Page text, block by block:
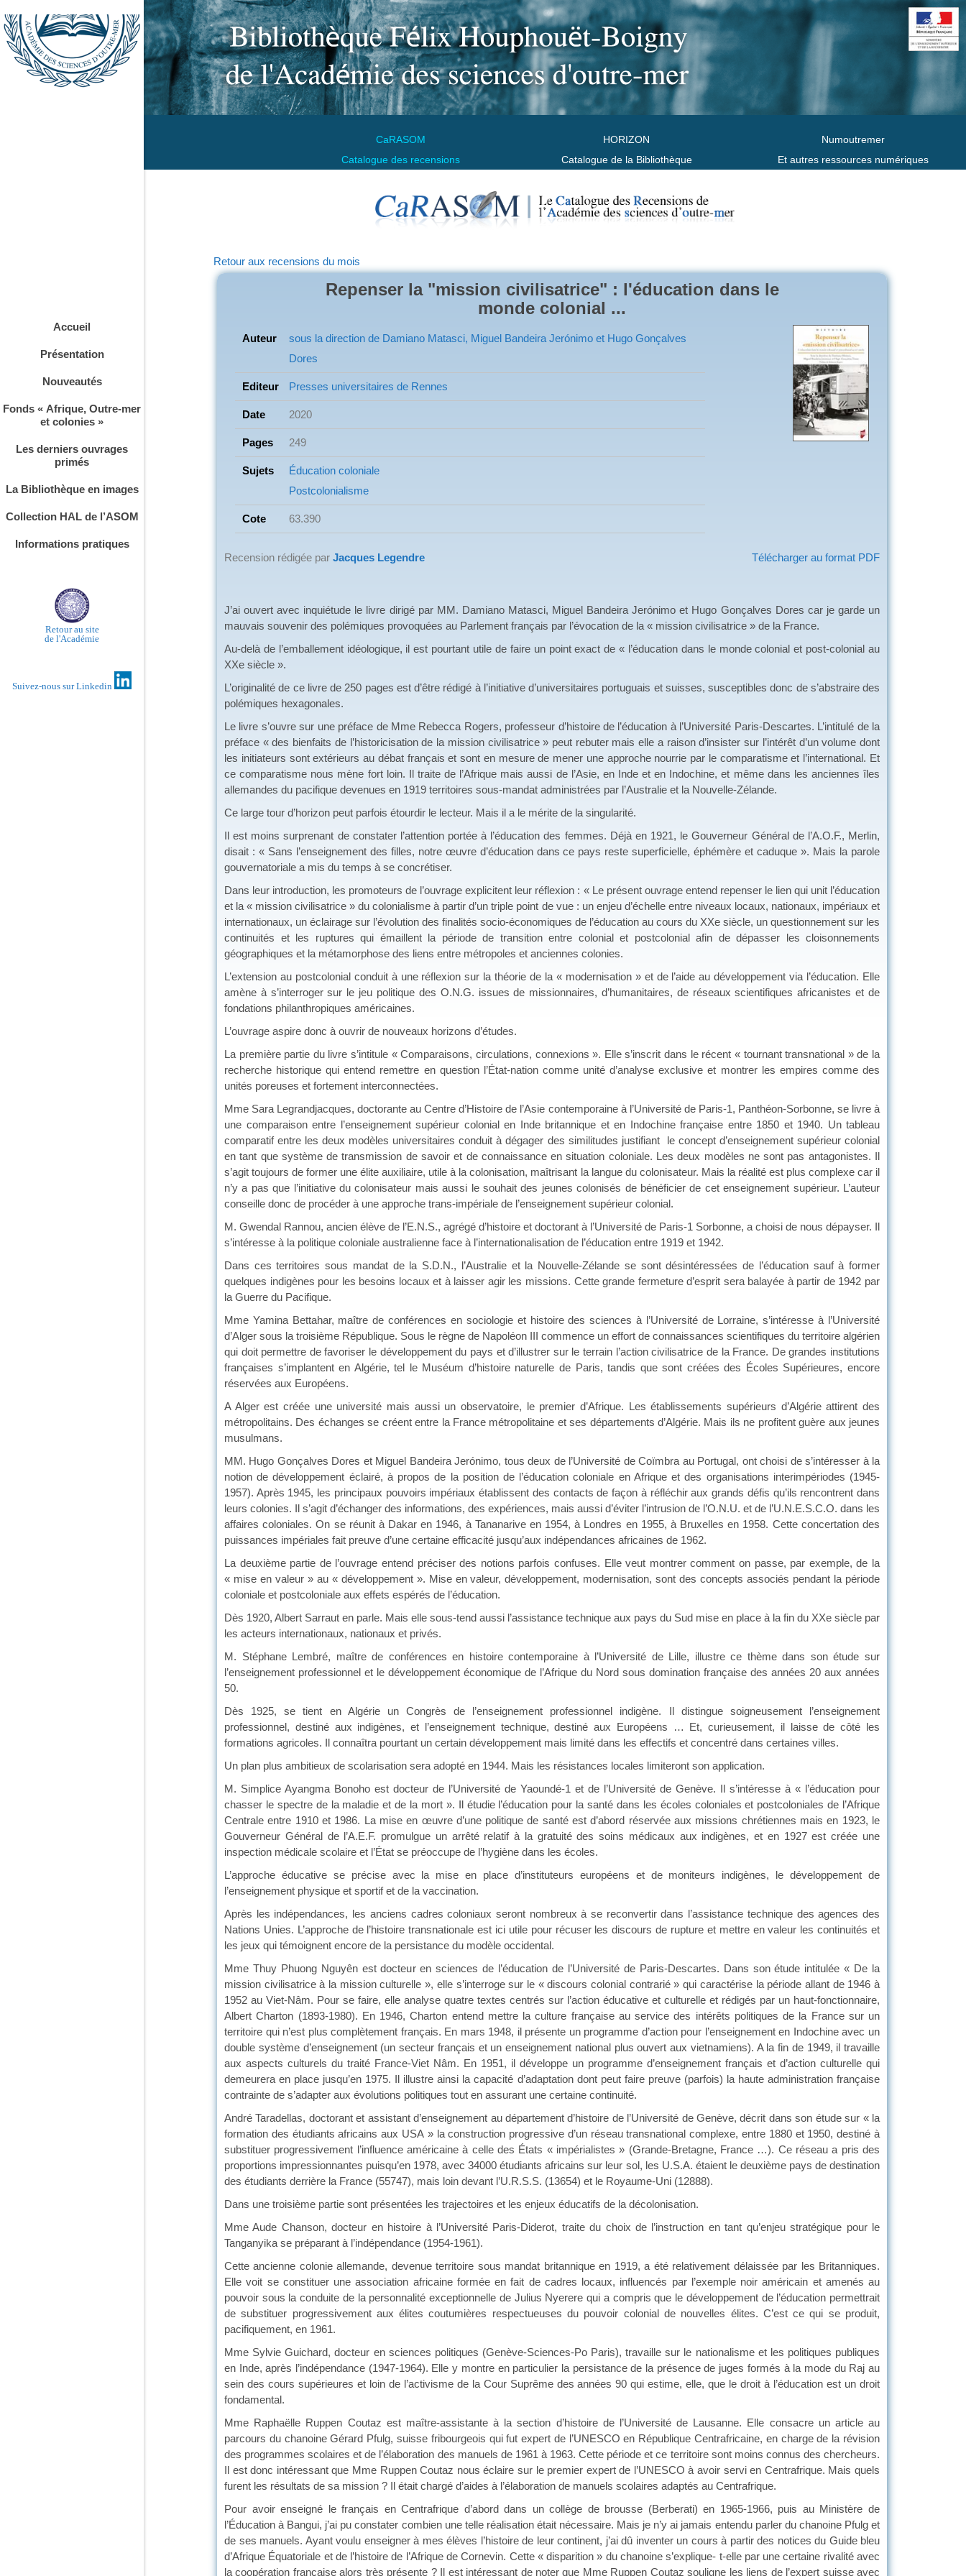
CaRASOM
Catalogue des recensions
HORIZON
Catalogue de la Bibliothèque
Numoutremer
Et autres ressources numériques
Accueil
Présentation
Nouveautés
Fonds « Afrique, Outre-mer
et colonies »
Les derniers ouvrages
primés
La Bibliothèque en images
Collection HAL de l’ASOM
Informations pratiques
Retour au site
de l'Académie
Suivez-nous sur Linkedin
Retour aux recensions du mois
Repenser la "mission civilisatrice" : l'éducation dans le
monde colonial ...
Auteur
sous la direction de Damiano Matasci, Miguel Bandeira Jerónimo et Hugo Gonçalves
Dores
Editeur Presses universitaires de Rennes
Date 2020
Pages 249
Sujets
Éducation coloniale
Postcolonialisme
Cote 63.390
Télécharger au format PDF
Recension rédigée par Jacques Legendre
J’ai ouvert avec inquiétude le livre dirigé par MM. Damiano Matasci, Miguel Bandeira Jerónimo et Hugo Gonçalves Dores car je garde un
mauvais souvenir des polémiques provoquées au Parlement français par l’évocation de la « mission civilisatrice » de la France.
Au-delà de l’emballement idéologique, il est pourtant utile de faire un point exact de « l’éducation dans le monde colonial et post-colonial au
XXe siècle ».
L’originalité de ce livre de 250 pages est d’être rédigé à l’initiative d’universitaires portuguais et suisses, susceptibles donc de s’abstraire des
polémiques hexagonales.
Le livre s’ouvre sur une préface de Mme Rebecca Rogers, professeur d’histoire de l’éducation à l’Université Paris-Descartes. L’intitulé de la
préface « des bienfaits de l’historicisation de la mission civilisatrice » peut rebuter mais elle a raison d’insister sur l’intérêt d’un volume dont
les initiateurs sont extérieurs au débat français et sont en mesure de mener une approche nourrie par le comparatisme et l’international. Et
ce comparatisme nous mène fort loin. Il traite de l’Afrique mais aussi de l’Asie, en Inde et en Indochine, et même dans les anciennes îles
allemandes du pacifique devenues en 1919 territoires sous-mandat administrées par l’Australie et la Nouvelle-Zélande.
Ce large tour d’horizon peut parfois étourdir le lecteur. Mais il a le mérite de la singularité.
Il est moins surprenant de constater l’attention portée à l’éducation des femmes. Déjà en 1921, le Gouverneur Général de l’A.O.F., Merlin,
disait : « Sans l’enseignement des filles, notre œuvre d’éducation dans ce pays reste superficielle, éphémère et caduque ». Mais la parole
gouvernatoriale a mis du temps à se concrétiser.
Dans leur introduction, les promoteurs de l’ouvrage explicitent leur réflexion : « Le présent ouvrage entend repenser le lien qui unit l’éducation
et la « mission civilisatrice » du colonialisme à partir d’un triple point de vue : un enjeu d’échelle entre niveaux locaux, nationaux, impériaux et
internationaux, un éclairage sur l’évolution des finalités socio-économiques de l’éducation au cours du XXe siècle, un questionnement sur les
continuités et les ruptures qui émaillent la période de transition entre colonial et postcolonial afin de dépasser les cloisonnements
géographiques et la métamorphose des liens entre métropoles et anciennes colonies.
L’extension au postcolonial conduit à une réflexion sur la théorie de la « modernisation » et de l’aide au développement via l’éducation. Elle
amène à s’interroger sur le jeu politique des O.N.G. issues de missionnaires, d’humanitaires, de réseaux scientifiques africanistes et de
fondations philanthropiques américaines.
L’ouvrage aspire donc à ouvrir de nouveaux horizons d’études.
La première partie du livre s’intitule « Comparaisons, circulations, connexions ». Elle s’inscrit dans le récent « tournant transnational » de la
recherche historique qui entend remettre en question l’État-nation comme unité d’analyse exclusive et montrer les empires comme des
unités poreuses et fortement interconnectées.
Mme Sara Legrandjacques, doctorante au Centre d’Histoire de l’Asie contemporaine à l’Université de Paris-1, Panthéon-Sorbonne, se livre à
une comparaison entre l’enseignement supérieur colonial en Inde britannique et en Indochine française entre 1850 et 1940. Un tableau
comparatif entre les deux modèles universitaires conduit à dégager des similitudes justifiant le concept d’enseignement supérieur colonial
en tant que système de transmission de savoir et de connaissance en situation coloniale. Les deux modèles ne sont pas antagonistes. Il
s’agit toujours de former une élite auxiliaire, utile à la colonisation, maîtrisant la langue du colonisateur. Mais la réalité est plus complexe car il
n’y a pas que l’initiative du colonisateur mais aussi le souhait des jeunes colonisés de bénéficier de cet enseignement supérieur. L’auteur
conseille donc de procéder à une approche trans-impériale de l’enseignement supérieur colonial.
M. Gwendal Rannou, ancien élève de l’E.N.S., agrégé d’histoire et doctorant à l’Université de Paris-1 Sorbonne, a choisi de nous dépayser. Il
s’intéresse à la politique coloniale australienne face à l’internationalisation de l’éducation entre 1919 et 1942.
Dans ces territoires sous mandat de la S.D.N., l’Australie et la Nouvelle-Zélande se sont désintéressées de l’éducation sauf à former
quelques indigènes pour les besoins locaux et à laisser agir les missions. Cette grande fermeture d’esprit sera balayée à partir de 1942 par
la Guerre du Pacifique.
Mme Yamina Bettahar, maître de conférences en sociologie et histoire des sciences à l’Université de Lorraine, s’intéresse à l’Université
d’Alger sous la troisième République. Sous le règne de Napoléon III commence un effort de connaissances scientifiques du territoire algérien
qui doit permettre de favoriser le développement du pays et d’illustrer sur le terrain l’action civilisatrice de la France. De grandes institutions
françaises s’implantent en Algérie, tel le Muséum d’histoire naturelle de Paris, tandis que sont créées des Écoles Supérieures, encore
réservées aux Européens.
A Alger est créée une université mais aussi un observatoire, le premier d’Afrique. Les établissements supérieurs d’Algérie attirent des
métropolitains. Des échanges se créent entre la France métropolitaine et ses départements d’Algérie. Mais ils ne profitent guère aux jeunes
musulmans.
MM. Hugo Gonçalves Dores et Miguel Bandeira Jerónimo, tous deux de l’Université de Coïmbra au Portugal, ont choisi de s’intéresser à la
notion de développement éclairé, à propos de la position de l’éducation coloniale en Afrique et des organisations interimpériodes (1945-
1957). Après 1945, les principaux pouvoirs impériaux établissent des contacts de façon à réfléchir aux grands défis qu’ils rencontrent dans
leurs colonies. Il s’agit d’échanger des informations, des expériences, mais aussi d’éviter l’intrusion de l’O.N.U. et de l’U.N.E.S.C.O. dans les
affaires coloniales. On se réunit à Dakar en 1946, à Tananarive en 1954, à Londres en 1955, à Bruxelles en 1958. Cette concertation des
puissances impériales fait preuve d’une certaine efficacité jusqu’aux indépendances africaines de 1962.
La deuxième partie de l’ouvrage entend préciser des notions parfois confuses. Elle veut montrer comment on passe, par exemple, de la
« mise en valeur » au « développement ». Mise en valeur, développement, modernisation, sont des concepts associés pendant la période
coloniale et postcoloniale aux effets espérés de l’éducation.
Dès 1920, Albert Sarraut en parle. Mais elle sous-tend aussi l’assistance technique aux pays du Sud mise en place à la fin du XXe siècle par
les acteurs internationaux, nationaux et privés.
M. Stéphane Lembré, maître de conférences en histoire contemporaine à l’Université de Lille, illustre ce thème dans son étude sur
l’enseignement professionnel et le développement économique de l’Afrique du Nord sous domination française des années 20 aux années
50.
Dès 1925, se tient en Algérie un Congrès de l’enseignement professionnel indigène. Il distingue soigneusement l’enseignement
professionnel, destiné aux indigènes, et l’enseignement technique, destiné aux Européens … Et, curieusement, il laisse de côté les
formations agricoles. Il connaîtra pourtant un certain développement mais limité dans les effectifs et concentré dans certaines villes.
Un plan plus ambitieux de scolarisation sera adopté en 1944. Mais les résistances locales limiteront son application.
M. Simplice Ayangma Bonoho est docteur de l’Université de Yaoundé-1 et de l’Université de Genève. Il s’intéresse à « l’éducation pour
chasser le spectre de la maladie et de la mort ». Il étudie l’éducation pour la santé dans les écoles coloniales et postcoloniales de l’Afrique
Centrale entre 1910 et 1986. La mise en œuvre d’une politique de santé est d’abord réservée aux missions chrétiennes mais en 1923, le
Gouverneur Général de l’A.E.F. promulgue un arrêté relatif à la gratuité des soins médicaux aux indigènes, et en 1927 est créée une
inspection médicale scolaire et l’État se préoccupe de l’hygiène dans les écoles.
L’approche éducative se précise avec la mise en place d’instituteurs européens et de moniteurs indigènes, le développement de
l’enseignement physique et sportif et de la vaccination.
Après les indépendances, les anciens cadres coloniaux seront nombreux à se reconvertir dans l’assistance technique des agences des
Nations Unies. L’approche de l’histoire transnationale est ici utile pour récuser les discours de rupture et mettre en valeur les continuités et
les jeux qui témoignent encore de la persistance du modèle occidental.
Mme Thuy Phuong Nguyên est docteur en sciences de l’éducation de l’Université de Paris-Descartes. Dans son étude intitulée « De la
mission civilisatrice à la mission culturelle », elle s’interroge sur le « discours colonial contrarié » qui caractérise la période allant de 1946 à
1952 au Viet-Nâm. Pour se faire, elle analyse quatre textes centrés sur l’action éducative et culturelle et rédigés par un haut-fonctionnaire,
Albert Charton (1893-1980). En 1946, Charton entend mettre la culture française au service des intérêts politiques de la France sur un
territoire qui n’est plus complètement français. En mars 1948, il présente un programme d’action pour l’enseignement en Indochine avec un
double système d’enseignement (un secteur français et un enseignement national plus ouvert aux vietnamiens). A la fin de 1949, il travaille
aux aspects culturels du traité France-Viet Nâm. En 1951, il développe un programme d’enseignement français et d’action culturelle qui
demeurera en place jusqu’en 1975. Il illustre ainsi la capacité d’adaptation dont peut faire preuve (parfois) la haute administration française
contrainte de s’adapter aux évolutions politiques tout en assurant une certaine continuité.
André Taradellas, doctorant et assistant d’enseignement au département d’histoire de l’Université de Genève, décrit dans son étude sur « la
formation des étudiants africains aux USA » la construction progressive d’un réseau transnational complexe, entre 1880 et 1950, destiné à
substituer progressivement l’influence américaine à celle des États « impérialistes » (Grande-Bretagne, France …). Ce réseau a pris des
proportions impressionnantes puisqu’en 1978, avec 34000 étudiants africains sur leur sol, les U.S.A. étaient le deuxième pays de destination
des étudiants derrière la France (55747), mais loin devant l’U.R.S.S. (13654) et le Royaume-Uni (12888).
Dans une troisième partie sont présentées les trajectoires et les enjeux éducatifs de la décolonisation.
Mme Aude Chanson, docteur en histoire à l’Université Paris-Diderot, traite du choix de l’instruction en tant qu’enjeu stratégique pour le
Tanganyika se préparant à l’indépendance (1954-1961).
Cette ancienne colonie allemande, devenue territoire sous mandat britannique en 1919, a été relativement délaissée par les Britanniques.
Elle voit se constituer une association africaine formée en fait de cadres locaux, influencés par l’exemple noir américain et amenés au
pouvoir sous la conduite de la personnalité exceptionnelle de Julius Nyerere qui a compris que le développement de l’éducation permettrait
de substituer progressivement aux élites coutumières respectueuses du pouvoir colonial de nouvelles élites. C’est ce qui se produit,
pacifiquement, en 1961.
Mme Sylvie Guichard, docteur en sciences politiques (Genève-Sciences-Po Paris), travaille sur le nationalisme et les politiques publiques
en Inde, après l’indépendance (1947-1964). Elle y montre en particulier la persistance de la présence de juges formés à la mode du Raj au
sein des cours supérieures et loin de l’activisme de la Cour Suprême des années 90 qui estime, elle, que le droit à l’éducation est un droit
fondamental.
Mme Raphaëlle Ruppen Coutaz est maître-assistante à la section d’histoire de l’Université de Lausanne. Elle consacre un article au
parcours du chanoine Gérard Pfulg, suisse fribourgeois qui fut expert de l’UNESCO en République Centrafricaine, en charge de la révision
des programmes scolaires et de l’élaboration des manuels de 1961 à 1963. Cette période et ce territoire sont moins connus des chercheurs.
Il est donc intéressant que Mme Ruppen Coutaz nous éclaire sur le premier expert de l’UNESCO à avoir servi en Centrafrique. Mais quels
furent les résultats de sa mission ? Il était chargé d’aides à l’élaboration de manuels scolaires adaptés au Centrafrique.
Pour avoir enseigné le français en Centrafrique d’abord dans un collège de brousse (Berberati) en 1965-1966, puis au Ministère de
l’Éducation à Bangui, j’ai pu constater combien une telle réalisation était nécessaire. Mais je n’y ai jamais entendu parler du chanoine Pfulg et
de ses manuels. Ayant voulu enseigner à mes élèves l’histoire de leur continent, j’ai dû inventer un cours à partir des notices du Guide bleu
d’Afrique Équatoriale et de l’histoire de l’Afrique de Cornevin. Cette « disparition » du chanoine s’explique- t-elle par une certaine rivalité avec
la coopération française alors très présente ? Il est intéressant de noter que Mme Ruppen Coutaz souligne les liens de l’expert suisse avec